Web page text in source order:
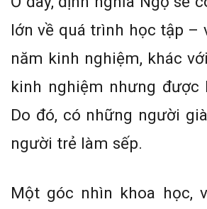
lớn về quá trình học tập –
năm kinh nghiệm, khác
kinh nghiệm nhưng được
Do đó, có những người
người trẻ làm sếp.
Một góc nhìn khoa học,